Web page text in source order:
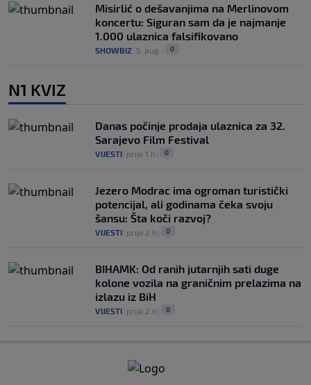
Misirlić o dešavanjima na Merlinovom
koncertu: Siguran sam da je najmanje
1.000 ulaznica falsifikovano
SHOWBIZ 5. aug. 0
N1 KVIZ
Danas počinje prodaja ulaznica za 32.
Sarajevo Film Festival
VIJESTI prije 1 h 0
Jezero Modrac ima ogroman turistički
potencijal, ali godinama čeka svoju
šansu: Šta koči razvoj?
VIJESTI prije 2 h 0
BIHAMK: Od ranih jutarnjih sati duge
kolone vozila na graničnim prelazima na
izlazu iz BiH
VIJESTI prije 2 h 0